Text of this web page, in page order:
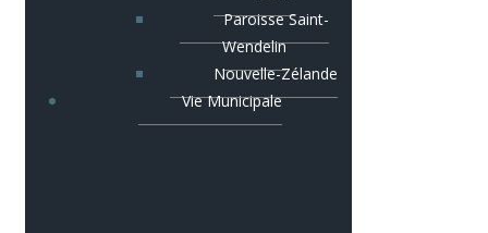
Paroisse Saint-
Wendelin
Nouvelle-Zélande
Vie Municipale